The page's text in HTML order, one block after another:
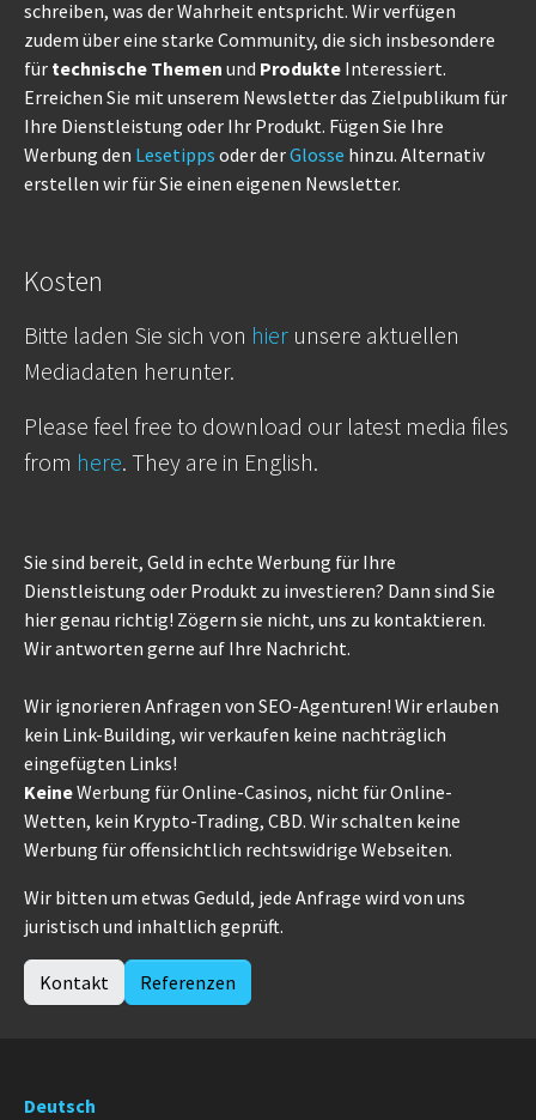
schreiben, was der Wahrheit entspricht. Wir verfügen
zudem über eine starke Community, die sich insbesondere
für technische Themen und Produkte Interessiert.
Erreichen Sie mit unserem Newsletter das Zielpublikum für
Ihre Dienstleistung oder Ihr Produkt. Fügen Sie Ihre
Werbung den Lesetipps oder derGlosse hinzu. Alternativ
erstellen wir für Sie einen eigenen Newsletter.
Kosten
Bitte laden Sie sich von hier unsere aktuellen
Mediadaten herunter.
Please feel free to download our latest media files
from here. They are in English.
Sie sind bereit, Geld in echte Werbung für Ihre
Dienstleistung oder Produkt zu investieren? Dann sind Sie
hier genau richtig! Zögern sie nicht, uns zu kontaktieren.
Wir antworten gerne auf Ihre Nachricht.
Wir ignorieren Anfragen von SEO-Agenturen! Wir erlauben
kein Link-Building, wir verkaufen keine nachträglich
eingefügten Links!
KeineWerbung für Online-Casinos, nicht für Online-
Wetten, kein Krypto-Trading, CBD. Wir schalten keine
Werbung für offensichtlich rechtswidrige Webseiten.
Wir bitten um etwas Geduld, jede Anfrage wird von uns
juristisch und inhaltlich geprüft.
Kontakt Referenzen
Deutsch